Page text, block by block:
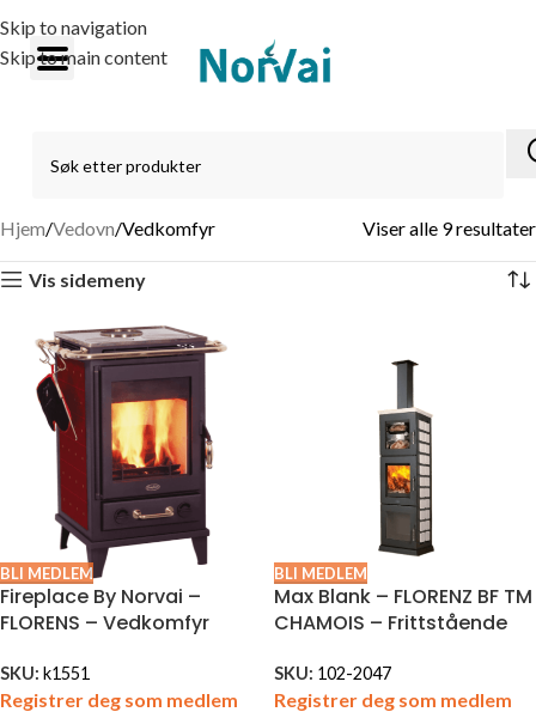
Skip to navigation
Skip to main content
Hjem Vedovn Vedkomfyr Viser alle 9 resultater
Vis sidemeny
BLI MEDLEM
Fireplace By Norvai –
FLORENS – Vedkomfyr
SKU: k1551
Registrer deg som medlem
BLI MEDLEM
Max Blank – FLORENZ BF TM
CHAMOIS – Frittstående
SKU: 102-2047
Registrer deg som medlem